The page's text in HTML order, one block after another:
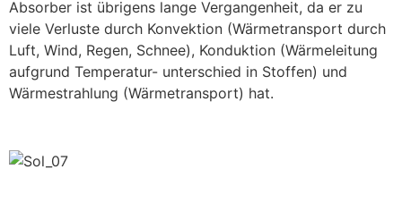
Absorber ist übrigens lange Vergangenheit, da er zu
viele Verluste durch Konvektion (Wärmetransport durch
Luft, Wind, Regen, Schnee), Konduktion (Wärmeleitung
aufgrund Temperatur- unterschied in Stoffen) und
Wärmestrahlung (Wärmetransport) hat.